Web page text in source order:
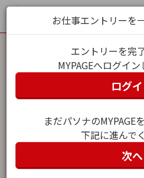
MYPAGEログイン
パスワード
お仕事エントリーを
エントリーを完
MYPAGEへログイン
ログ
まだパソナのMYPAGE
下記に進んで
次へ